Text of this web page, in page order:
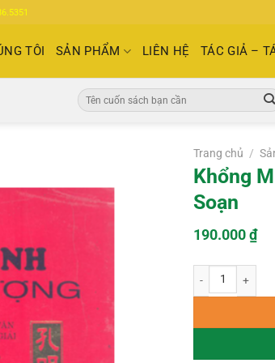
TÔI SẢN PHẨM LIÊN HỆ TÁC GIẢ –
Tìm
kiếm:
Trang chủ /
Khổng
Soạn
190.000₫